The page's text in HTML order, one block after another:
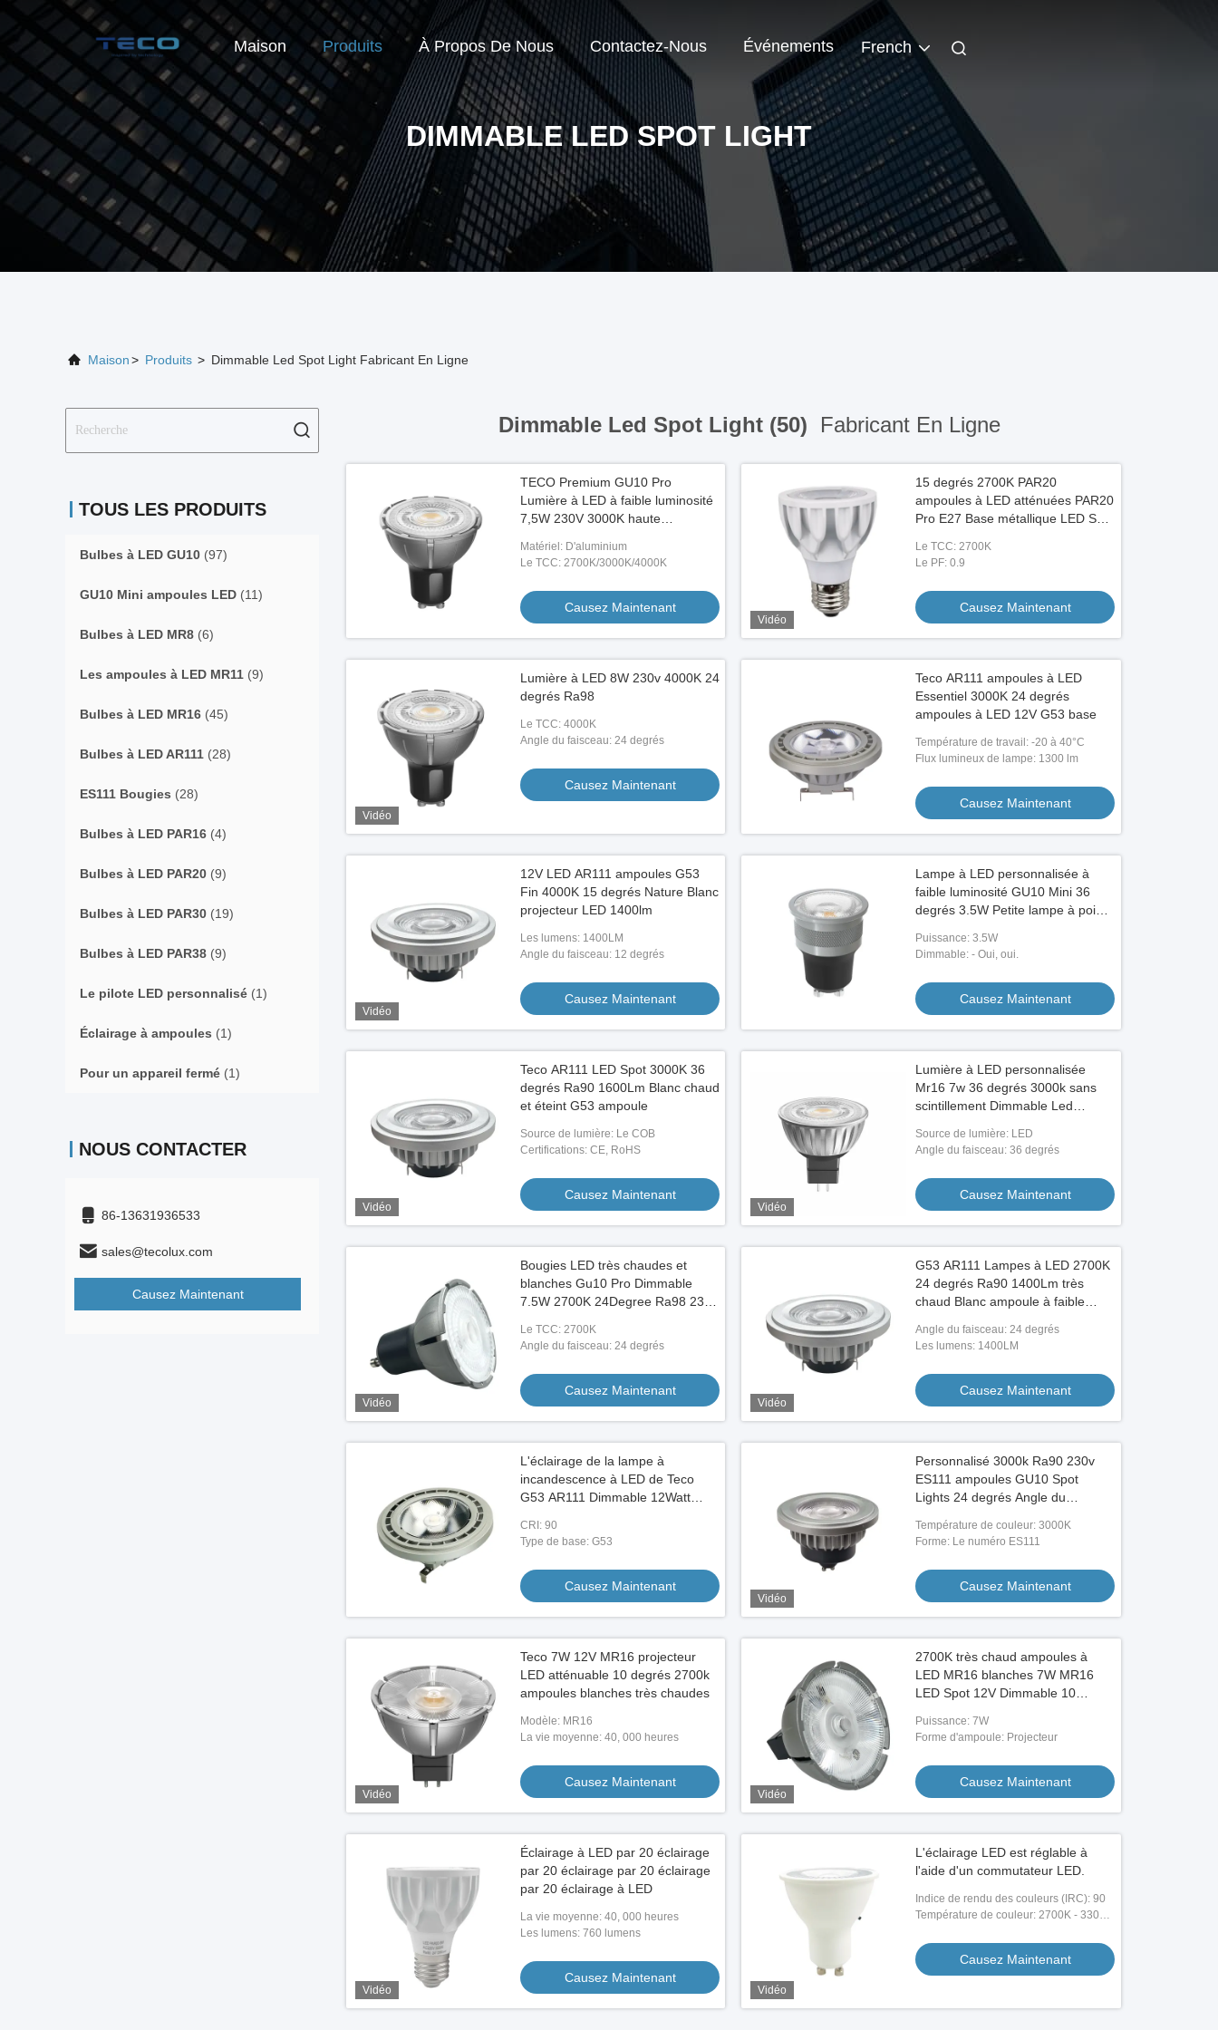
Maison Produits À Propos De Nous Contactez-Nous Événements French
DIMMABLE LED SPOT LIGHT
Maison> Produits > Dimmable Led Spot Light Fabricant En Ligne
TOUS LES PRODUITS
Bulbes à LED GU10 (97)
GU10 Mini ampoules LED (11)
Bulbes à LED MR8 (6)
Les ampoules à LED MR11 (9)
Bulbes à LED MR16 (45)
Bulbes à LED AR111 (28)
ES111 Bougies (28)
Bulbes à LED PAR16 (4)
Bulbes à LED PAR20 (9)
Bulbes à LED PAR30 (19)
Bulbes à LED PAR38 (9)
Le pilote LED personnalisé (1)
Éclairage à ampoules (1)
Pour un appareil fermé (1)
NOUS CONTACTER
86-13631936533
sales@tecolux.com
Causez Maintenant
Dimmable Led Spot Light (50) Fabricant En Ligne
TECO Premium GU10 Pro
Lumière à LED à faible luminosité
7,5W 230V 3000K haute
Matériel: D'aluminium
Le TCC: 2700K/3000K/4000K
Causez Maintenant
Vidéo
15 degrés 2700K PAR20
ampoules à LED atténuées PAR20
Pro E27 Base métallique LED Spot
Le TCC: 2700K
Le PF: 0.9
Causez Maintenant
Vidéo
Lumière à LED 8W 230v 4000K 24
degrés Ra98
Le TCC: 4000K
Angle du faisceau: 24 degrés
Causez Maintenant
Teco AR111 ampoules à LED
Essentiel 3000K 24 degrés
ampoules à LED 12V G53 base
Température de travail: -20 à 40°C
Flux lumineux de lampe: 1300 lm
Causez Maintenant
Vidéo
12V LED AR111 ampoules G53
Fin 4000K 15 degrés Nature Blanc
projecteur LED 1400lm
Les lumens: 1400LM
Angle du faisceau: 12 degrés
Causez Maintenant
Lampe à LED personnalisée à
faible luminosité GU10 Mini 36
degrés 3.5W Petite lampe à point
Puissance: 3.5W
Dimmable: - Oui, oui.
Causez Maintenant
Vidéo
Teco AR111 LED Spot 3000K 36
degrés Ra90 1600Lm Blanc chaud
et éteint G53 ampoule
Source de lumière: Le COB
Certifications: CE, RoHS
Causez Maintenant
Vidéo
Lumière à LED personnalisée
Mr16 7w 36 degrés 3000k sans
scintillement Dimmable Led
Source de lumière: LED
Angle du faisceau: 36 degrés
Causez Maintenant
Vidéo
Bougies LED très chaudes et
blanches Gu10 Pro Dimmable
7.5W 2700K 24Degree Ra98 230V
Le TCC: 2700K
Angle du faisceau: 24 degrés
Causez Maintenant
Vidéo
G53 AR111 Lampes à LED 2700K
24 degrés Ra90 1400Lm très
chaud Blanc ampoule à faible
Angle du faisceau: 24 degrés
Les lumens: 1400LM
Causez Maintenant
L'éclairage de la lampe à
incandescence à LED de Teco
G53 AR111 Dimmable 12Watt
ampoules
CRI: 90
Type de base: G53
Causez Maintenant
Vidéo
Personnalisé 3000k Ra90 230v
ES111 ampoules GU10 Spot
Lights 24 degrés Angle du
Température de couleur: 3000K
Forme: Le numéro ES111
Causez Maintenant
Vidéo
Teco 7W 12V MR16 projecteur
LED atténuable 10 degrés 2700k
ampoules blanches très chaudes
Modèle: MR16
La vie moyenne: 40, 000 heures
Causez Maintenant
Vidéo
2700K très chaud ampoules à
LED MR16 blanches 7W MR16
LED Spot 12V Dimmable 10
Puissance: 7W
Forme d'ampoule: Projecteur
Causez Maintenant
Vidéo
Éclairage à LED par 20 éclairage
par 20 éclairage par 20 éclairage
par 20 éclairage à LED
La vie moyenne: 40, 000 heures
Les lumens: 760 lumens
Causez Maintenant
Vidéo
L'éclairage LED est réglable à
l'aide d'un commutateur LED.
Indice de rendu des couleurs (IRC): 90
Température de couleur: 2700K - 3300K
Causez Maintenant